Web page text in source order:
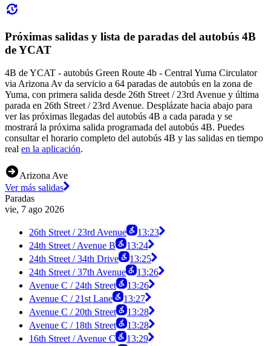
Próximas salidas y lista de paradas del autobús 4B
de YCAT
4B de YCAT - autobús Green Route 4b - Central Yuma Circulator
via Arizona Av da servicio a 64 paradas de autobús en la zona de
Yuma, con primera salida desde 26th Street / 23rd Avenue y última
parada en 26th Street / 23rd Avenue. Desplázate hacia abajo para
ver las próximas llegadas del autobús 4B a cada parada y se
mostrará la próxima salida programada del autobús 4B. Puedes
consultar el horario completo del autobús 4B y las salidas en tiempo
real en la aplicación.
Arizona Ave
Ver más salidas
Paradas
vie, 7 ago 2026
26th Street / 23rd Avenue
13:23
24th Street / Avenue B
13:24
24th Street / 34th Drive
13:25
24th Street / 37th Avenue
13:26
Avenue C / 24th Street
13:26
Avenue C / 21st Lane
13:27
Avenue C / 20th Street
13:28
Avenue C / 18th Street
13:28
16th Street / Avenue C
13:29